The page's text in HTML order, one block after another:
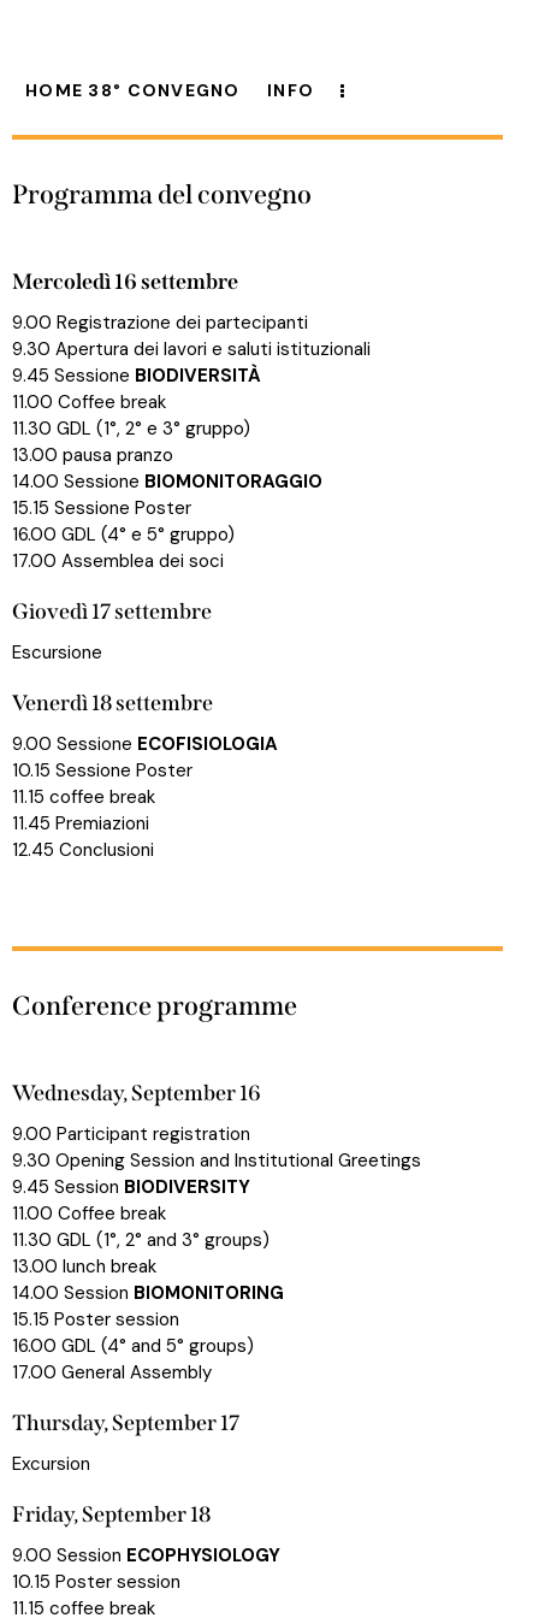
HOME 38° CONVEGNO INFO
Programma del convegno
Mercoledì 16 settembre
9.00 Registrazione dei partecipanti
9.30 Apertura dei lavori e saluti istituzionali
9.45 Sessione BIODIVERSITÀ
11.00 Coffee break
11.30 GDL (1°, 2° e 3° gruppo)
13.00 pausa pranzo
14.00 Sessione BIOMONITORAGGIO
15.15 Sessione Poster
16.00 GDL (4° e 5° gruppo)
17.00 Assemblea dei soci
Giovedì 17 settembre
Escursione
Venerdì 18 settembre
9.00 Sessione ECOFISIOLOGIA
10.15 Sessione Poster
11.15 coffee break
11.45 Premiazioni
12.45 Conclusioni
Conference programme
Wednesday, September 16
9.00 Participant registration
9.30 Opening Session and Institutional Greetings
9.45 Session BIODIVERSITY
11.00 Coffee break
11.30 GDL (1°, 2° and 3° groups)
13.00 lunch break
14.00 Session BIOMONITORING
15.15 Poster session
16.00 GDL (4° and 5° groups)
17.00 General Assembly
Thursday, September 17
Excursion
Friday, September 18
9.00 Session ECOPHYSIOLOGY
10.15 Poster session
11.15 coffee break